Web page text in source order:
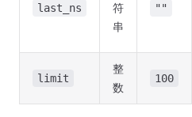
last_ns
符
串
""
limit
整
数
100